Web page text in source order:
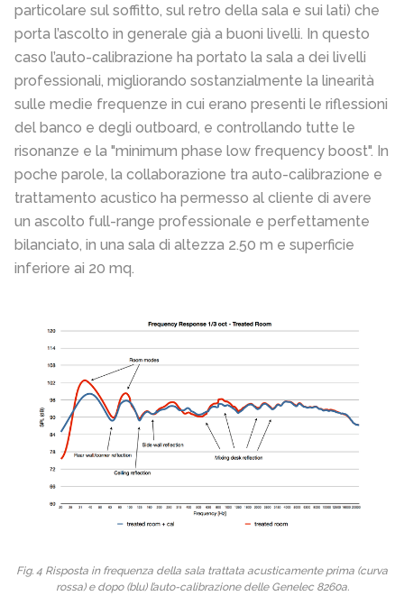
particolare sul soffitto, sul retro della sala e sui lati) che
porta l’ascolto in generale già a buoni livelli. In questo
caso l’auto-calibrazione ha portato la sala a dei livelli
professionali, migliorando sostanzialmente la linearità
sulle medie frequenze in cui erano presenti le riflessioni
del banco e degli outboard, e controllando tutte le
risonanze e la "minimum phase low frequency boost". In
poche parole, la collaborazione tra auto-calibrazione e
trattamento acustico ha permesso al cliente di avere
un ascolto full-range professionale e perfettamente
bilanciato, in una sala di altezza 2.50 m e superficie
inferiore ai 20 mq.
Fig. 4 Risposta in frequenza della sala trattata acusticamente prima (curva
rossa) e dopo (blu) l’auto-calibrazione delle Genelec 8260a.